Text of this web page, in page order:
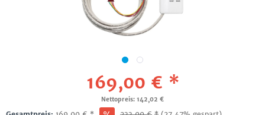
169,00 € *
Nettopreis: 142,02 €